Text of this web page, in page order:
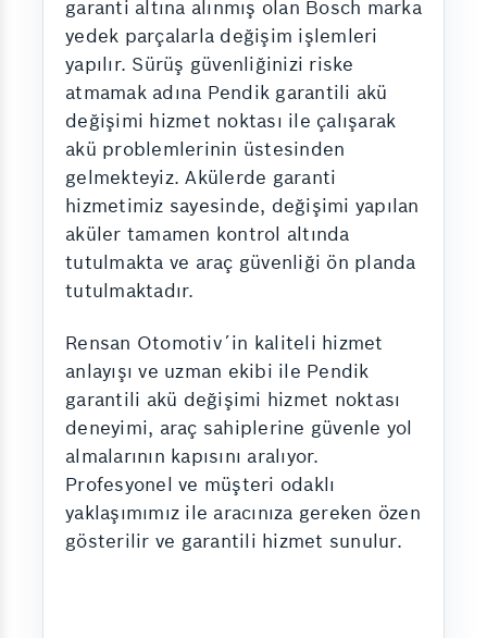
garanti altına alınmış olan Bosch marka
yedek parçalarla değişim işlemleri
yapılır. Sürüş güvenliğinizi riske
atmamak adına Pendik garantili akü
değişimi hizmet noktası ile çalışarak
akü problemlerinin üstesinden
gelmekteyiz. Akülerde garanti
hizmetimiz sayesinde, değişimi yapılan
aküler tamamen kontrol altında
tutulmakta ve araç güvenliği ön planda
tutulmaktadır.
Rensan Otomotiv´in kaliteli hizmet
anlayışı ve uzman ekibi ile Pendik
garantili akü değişimi hizmet noktası
deneyimi, araç sahiplerine güvenle yol
almalarının kapısını aralıyor.
Profesyonel ve müşteri odaklı
yaklaşımımız ile aracınıza gereken özen
gösterilir ve garantili hizmet sunulur.